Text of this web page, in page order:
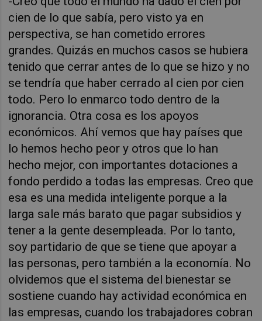
cien de lo que sabía, pero visto ya en
perspectiva, se han cometido errores
grandes. Quizás en muchos casos se hubiera
tenido que cerrar antes de lo que se hizo y no
se tendría que haber cerrado al cien por cien
todo. Pero lo enmarco todo dentro de la
ignorancia. Otra cosa es los apoyos
económicos. Ahí vemos que hay países que
lo hemos hecho peor y otros que lo han
hecho mejor, con importantes dotaciones a
fondo perdido a todas las empresas. Creo que
esa es una medida inteligente porque a la
larga sale más barato que pagar subsidios y
tener a la gente desempleada. Por lo tanto,
soy partidario de que se tiene que apoyar a
las personas, pero también a la economía. No
olvidemos que el sistema del bienestar se
sostiene cuando hay actividad económica en
las empresas, cuando los trabajadores cobran